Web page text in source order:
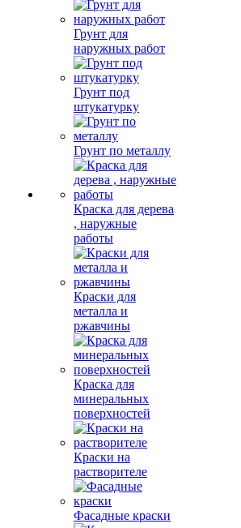
Грунт для
наружных работ
Грунт под
штукатурку
Грунт по металлу
Краска для дерева
, наружные
работы
Краски для
металла и
ржавчины
Краска для
минеральных
поверхностей
Краски на
растворителе
Фасадные краски